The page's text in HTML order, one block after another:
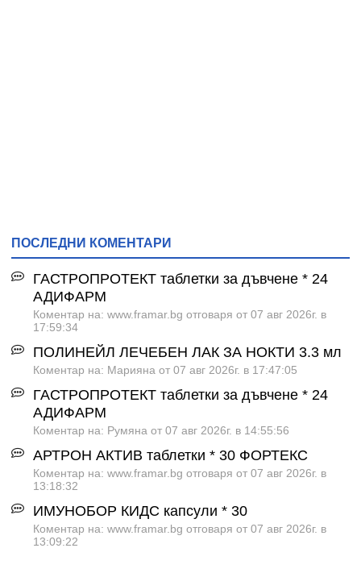
ПОСЛЕДНИ КОМЕНТАРИ
ГАСТРОПРОТЕКТ таблетки за дъвчене * 24
АДИФАРМ
Коментар на: www.framar.bg отговаря от 07 авг 2026г. в
17:59:34
ПОЛИНЕЙЛ ЛЕЧЕБЕН ЛАК ЗА НОКТИ 3.3 мл
Коментар на: Марияна от 07 авг 2026г. в 17:47:05
ГАСТРОПРОТЕКТ таблетки за дъвчене * 24
АДИФАРМ
Коментар на: Румяна от 07 авг 2026г. в 14:55:56
АРТРОН АКТИВ таблетки * 30 ФОРТЕКС
Коментар на: www.framar.bg отговаря от 07 авг 2026г. в
13:18:32
ИМУНОБОР КИДС капсули * 30
Коментар на: www.framar.bg отговаря от 07 авг 2026г. в
13:09:22